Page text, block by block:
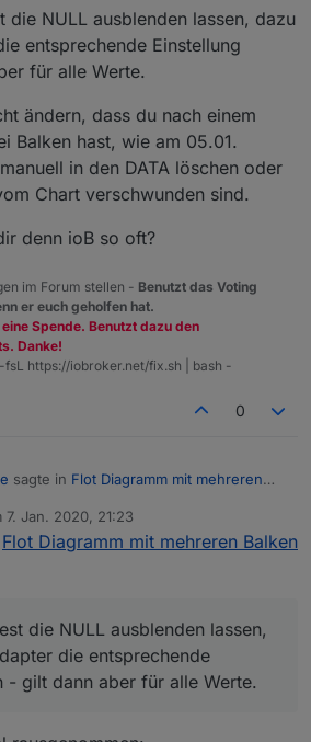
die NULL ausblenden lassen, dazu
entsprechende Einstellung
für alle Werte.
ändern, dass du nach einem
Balken hast, wie am 05.01.
in den DATA löschen oder
Chart verschwunden sind.
denn ioB so oft?
im Forum stellen - Benutzt das Voting
er euch geholfen hat.
Spende. Benutzt dazu den
Danke!
fsL https://iobroker.net/fix.sh | bash -
0
sagte in Flot Diagramm mit mehreren
dass die Werte geschrieben
ist so!
die NULL ausblenden lassen,
Adapter die entsprechende
- gilt dann aber für alle Werte.
aber nicht ändern, dass du nach einem
oder drei Balken hast, wie am 05.01.
7. Jan. 2020, 21:23
von
Flot Diagramm mit mehreren Balken
die NULL ausblenden lassen,
die entsprechende
- gilt dann aber für alle Werte.